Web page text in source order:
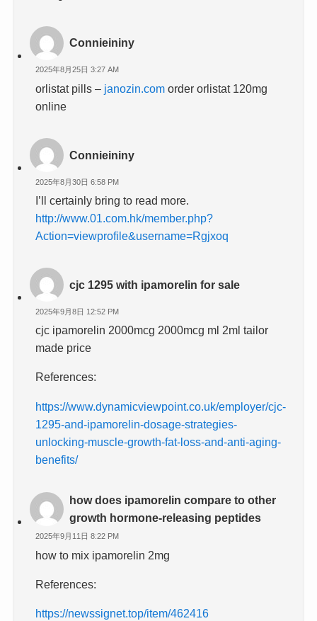
Connieininy
2025年8月25日 3:27 AM
orlistat pills – janozin.com order orlistat 120mg
online
Connieininy
2025年8月30日 6:58 PM
I’ll certainly bring to read more.
http://www.01.com.hk/member.php?
Action=viewprofile&username=Rgjxoq
cjc 1295 with ipamorelin for sale
2025年9月8日 12:52 PM
cjc ipamorelin 2000mcg 2000mcg ml 2ml tailor
made price
References:
https://www.dynamicviewpoint.co.uk/employer/cjc-
1295-and-ipamorelin-dosage-strategies-
unlocking-muscle-growth-fat-loss-and-anti-aging-
benefits/
how does ipamorelin compare to other
growth hormone-releasing peptides
2025年9月11日 8:22 PM
how to mix ipamorelin 2mg
References:
https://newssignet.top/item/462416